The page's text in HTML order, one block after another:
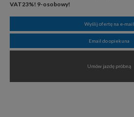
VAT23%! 9-osobowy!
Wyślij ofertę na e-mail
Email do opiekuna
Umów jazdę próbną